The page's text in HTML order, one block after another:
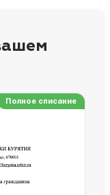
Полное списание